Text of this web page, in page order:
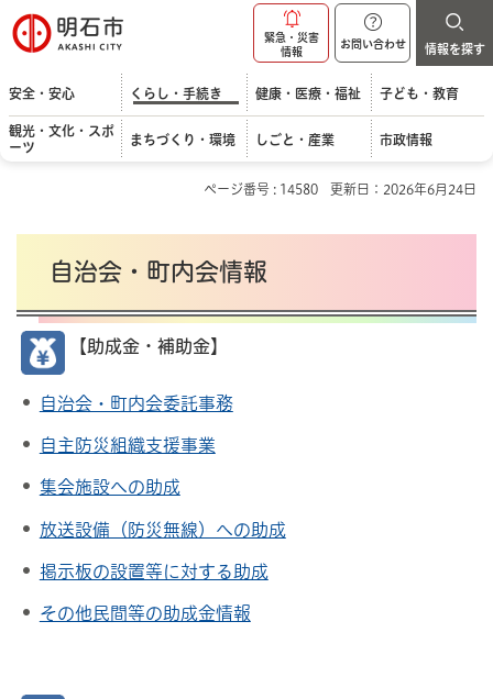
明石市
緊急・災害
情報
お問い合わせ 情報を探す
安全・安心 くらし・手続き 健康・医療・福祉 子ども・教育
観光・文化・スポ
ーツ
まちづくり・環境 しごと・産業 市政情報
ページ番号 : 14580 更新日：2026年6月24日
自治会・町内会情報
【助成金・補助金】
自治会・町内会委託事務
自主防災組織支援事業
集会施設への助成
放送設備（防災無線）への助成
掲示板の設置等に対する助成
その他民間等の助成金情報